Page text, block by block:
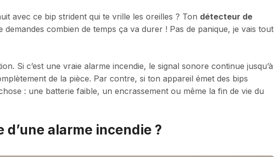
avec ce bip strident qui te vrille les oreilles ? Ton détecteur de
demandes combien de temps ça va durer ! Pas de panique, je vais tout
Si c’est une vraie alarme incendie, le signal sonore continue jusqu’à
de la pièce. Par contre, si ton appareil émet des bips
: une batterie faible, un encrassement ou même la fin de vie du
d’une alarme incendie ?